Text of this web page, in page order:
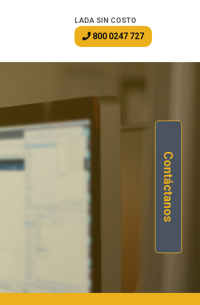
LADA SIN COSTO
800 0247 727
Contáctanos